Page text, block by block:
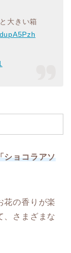
大きい箱
ショコラアソ
花の香りが楽
、さまざまな